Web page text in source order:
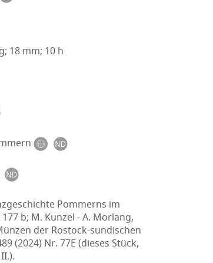
18 mm; 10 h
Pommerns im
b; M. Kunzel - A. Morlang,
der Rostock-sundischen
(2024) Nr. 77E (dieses Stück,